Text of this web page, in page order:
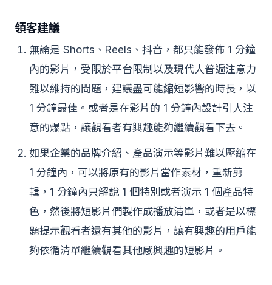
領客建議
無論是 Shorts、Reels、抖音，都只能發佈 1 分鐘
內的影片，受限於平台限制以及現代人普遍注意力
難以維持的問題，建議盡可能縮短影響的時長，以
1 分鐘最佳。或者是在影片的 1 分鐘內設計引人注
意的爆點，讓觀看者有興趣能夠繼續觀看下去。
如果企業的品牌介紹、產品演示等影片難以壓縮在
1 分鐘內，可以將原有的影片當作素材，重新剪
輯，1 分鐘內只解說 1 個特別或者演示 1 個產品特
色，然後將短影片們製作成播放清單，或者是以標
題提示觀看者還有其他的影片，讓有興趣的用戶能
夠依循清單繼續觀看其他感興趣的短影片。